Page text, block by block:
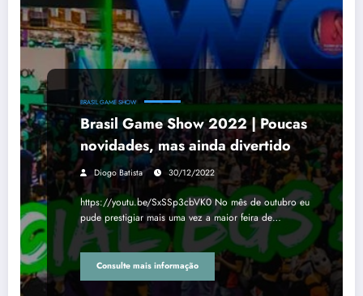
BRASIL GAME SHOW
Brasil Game Show 2022 | Poucas
novidades, mas ainda divertido
Diogo Batista 30/12/2022
https://youtu.be/SxSSp3cbVK0 No mês de outubro eu
pude prestigiar mais uma vez a maior feira de…
Consulte mais informação